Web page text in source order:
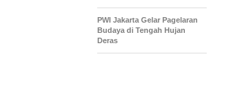
PWI Jakarta Gelar Pagelaran
Budaya di Tengah Hujan
Deras